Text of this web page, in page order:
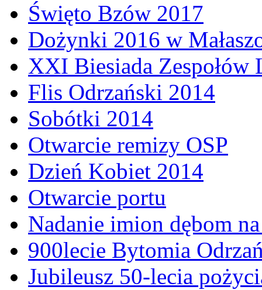
Święto Bzów 2017
Dożynki 2016 w
XXI Biesiada Zespołów
Flis Odrzański 2014
Sobótki 2014
Otwarcie remizy OSP
Dzień Kobiet 2014
Otwarcie portu
Nadanie imion dębom
900lecie Bytomia
Jubileusz 50-lecia